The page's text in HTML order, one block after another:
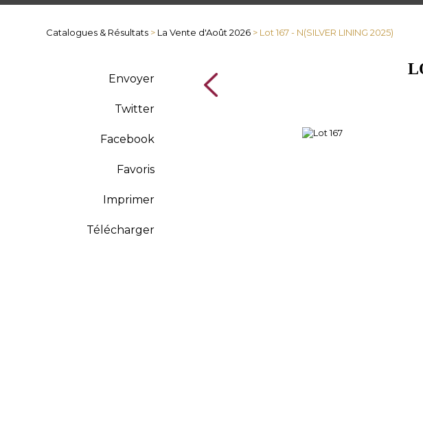
Catalogues & Résultats > La Vente d'Août 2026 > Lot 167 - N(SILVER LINING 2025)
Envoyer
Twitter
Facebook
Favoris
Imprimer
Télécharger